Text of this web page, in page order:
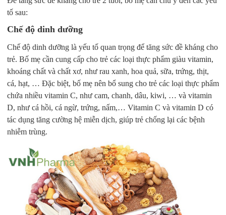
tố sau:
Chế độ dinh dưỡng
Chế độ dinh dưỡng là yếu tố quan trọng để tăng sức đề kháng cho
trẻ. Bố mẹ cần cung cấp cho trẻ các loại thực phẩm giàu vitamin,
khoáng chất và chất xơ, như rau xanh, hoa quả, sữa, trứng, thịt,
cá, hạt, … Đặc biệt, bố mẹ nên bổ sung cho trẻ các loại thực phẩm
chứa nhiều vitamin C, như cam, chanh, dâu, kiwi, … và vitamin
D, như cá hồi, cá ngừ, trứng, nấm,… Vitamin C và vitamin D có
tác dụng tăng cường hệ miễn dịch, giúp trẻ chống lại các bệnh
nhiễm trùng.